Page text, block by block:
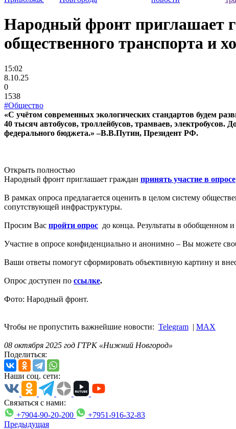
Народный фронт приглашает
общественного транспорта и
15:02
8.10.25
0
1538
#Общество
«С учётом современных экологических стандартов будем
40 тысяч автобусов, троллейбусов, трамваев,
федерального бюджета.» –В.В.Путин, Президент РФ.
Открыть полностью
Народный фронт приглашает граждан принять участие в опросе
В рамках опроса предлагается оценить в целом систему
сопутствующей инфраструктуры.
Просим Вас пройти опрос до конца. Результаты в обобщенном
Участие в опросе конфиденциально и анонимно – Вы можете
Ваши ответы помогут сформировать объективную картину и
Опрос доступен по ссылке.
Фото: Народный фронт.
Чтобы не пропустить важнейшие новости: Telegram | MAX
08 октября 2025 год ГТРК «Нижний Новгород»
Поделиться:
Наши соц. сети:
Связаться с нами:
+7904-90-20-200
+7951-916-32-83
Предыдущая